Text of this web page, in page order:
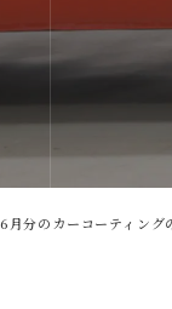
月分のカーコーティング